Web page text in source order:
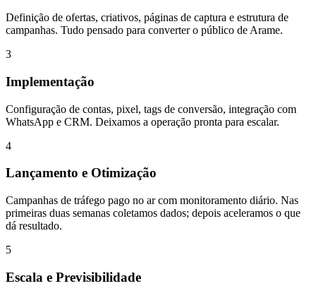
Definição de ofertas, criativos, páginas de captura e estrutura de
campanhas. Tudo pensado para converter o público de Arame.
3
Implementação
Configuração de contas, pixel, tags de conversão, integração com
WhatsApp e CRM. Deixamos a operação pronta para escalar.
4
Lançamento e Otimização
Campanhas de tráfego pago no ar com monitoramento diário. Nas
primeiras duas semanas coletamos dados; depois aceleramos o que
dá resultado.
5
Escala e Previsibilidade